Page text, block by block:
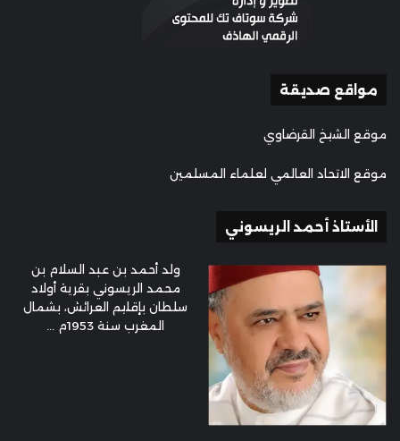
مواقع صديقة
موقع الشيخ القرضاوي
موقع الاتحاد العالمي لعلماء المسلمين
الأستاذ أحمد الريسوني
ولد أحمد بن عبد السلام بن
محمد الريسوني بقرية أولاد
سلطان بإقليم العرائش، بشمال
المغرب سنة 1953م ...